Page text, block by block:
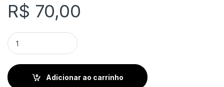
R$ 70,00
Federação das colônias aliadas extraterrenas quantity
Adicionar ao carrinho